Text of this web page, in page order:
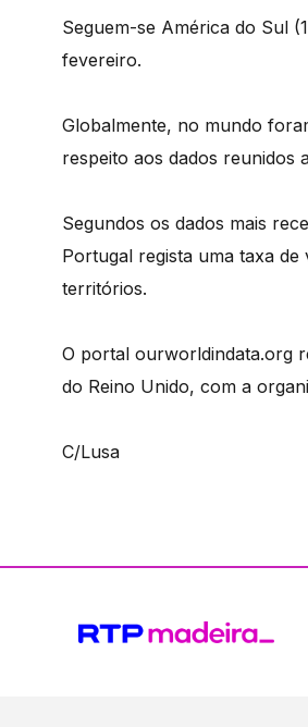
Seguem-se América do Sul
fevereiro.
Globalmente, no mundo
respeito aos dados reunidos
Segundos os dados mais
Portugal regista uma taxa
territórios.
O portal ourworldindata.org
do Reino Unido, com a
C/Lusa